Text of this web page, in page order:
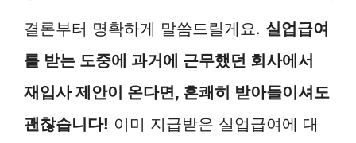
결론부터 명확하게 말씀드릴게요. 실업급여
를 받는 도중에 과거에 근무했던 회사에서
재입사 제안이 온다면, 흔쾌히 받아들이셔도
괜찮습니다! 이미 지급받은 실업급여에 대